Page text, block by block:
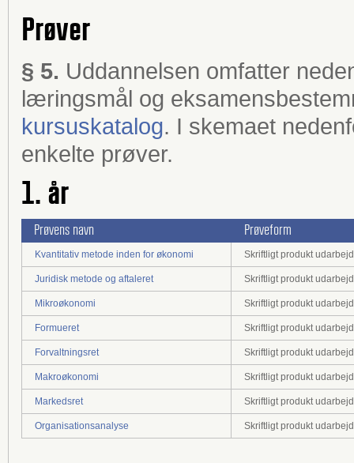
Prøver
§ 5. Uddannelsen omfatter
læringsmål og
kursuskatalog. I skemaet
enkelte prøver.
1. år
Prøvens navn Prøveform
Kvantitativ metode inden for økonomi Skriftligt produkt
Juridisk metode og aftaleret Skriftligt produkt
Mikroøkonomi Skriftligt produkt
Formueret Skriftligt produkt
Forvaltningsret Skriftligt produkt
Makroøkonomi Skriftligt produkt
Markedsret Skriftligt produkt
Organisationsanalyse Skriftligt produkt